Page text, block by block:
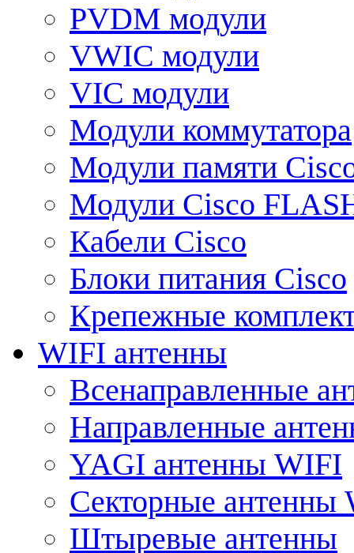
PVDM модули
VWIC модули
VIC модули
Модули коммутатора
Модули памяти
Модули Cisco
Кабели Cisco
Блоки питания Cisco
Крепежные
WIFI антенны
Всенаправленные
Направленные
YAGI антенны WIFI
Секторные антенны
Штыревые антенны